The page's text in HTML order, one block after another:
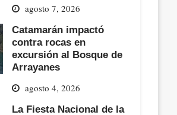
agosto 7, 2026
Catamarán impactó
contra rocas en
excursión al Bosque de
Arrayanes
agosto 4, 2026
La Fiesta Nacional de la